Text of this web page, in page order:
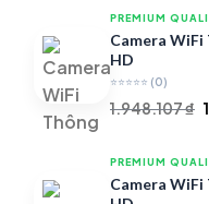
PREMIUM
Camera WiFi
HD
⭐⭐⭐⭐⭐ (0)
1.948.107₫
PREMIUM
Camera WiFi